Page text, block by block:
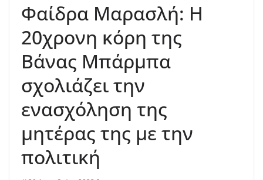
Φαίδρα Μαρασλή: Η
20χρονη κόρη της
Βάνας Μπάρμπα
σχολιάζει την
ενασχόληση της
μητέρας της με την
πολιτική